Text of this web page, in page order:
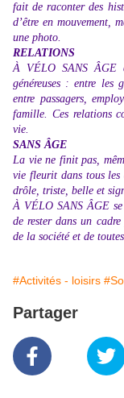
fait de raconter des
d’être en mouvement,
une photo.
RELATIONS
À VÉLO SANS ÂGE
généreuses : entre les
entre passagers,
famille. Ces relations
vie.
SANS ÂGE
La vie ne finit pas,
vie fleurit dans tous les
drôle, triste, belle et
À VÉLO SANS ÂGE
de rester dans un
de la société et de
#Activités - loisirs
Partager